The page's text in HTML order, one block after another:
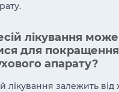
лікування може
для
апарату?
лікування залежить від